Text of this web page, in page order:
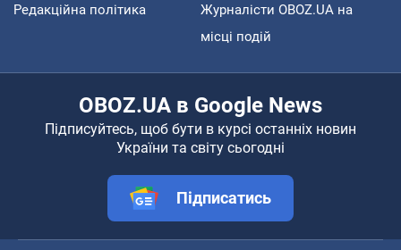
Редакційна політика
Журналісти OBOZ.UA на
місці подій
OBOZ.UA в Google News
Підписуйтесь, щоб бути в курсі останніх новин
України та світу сьогодні
Підписатись